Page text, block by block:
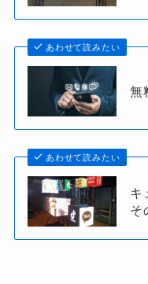
あわせて読みたい
無
あわせて読みたい
キ
そ